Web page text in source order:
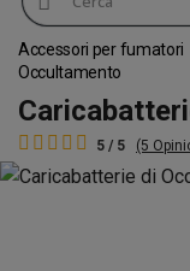
Accessori per fumatori
Occultamento
5 / 5 (5